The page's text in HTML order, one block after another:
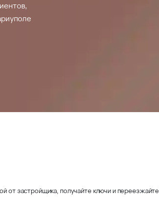
от застройщика, получайте ключи и